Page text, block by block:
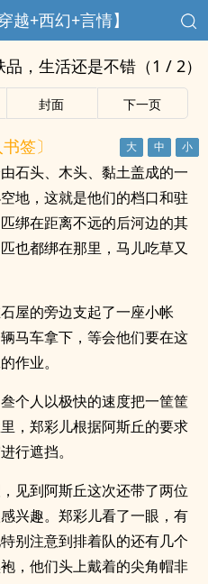
越+西幻+言情】
，生活还是不错（1 / 2）
封面 下一页
签〕
石头、木头、黏土盖成的一
地，这就是他们的档口和驻
绑在距离不远的后河边的其
也都绑在那里，马儿吃草又
屋的旁边支起了一座小帐
马车拿下，等会他们要在这
作业。
个人以极快的速度把一筐筐
，郑彩儿根据阿斯丘的要求
行遮挡。
见到阿斯丘这次还带了两位
兴趣。郑彩儿看了一眼，有
别注意到排着队的还有几个
，他们头上戴着的尖角帽非